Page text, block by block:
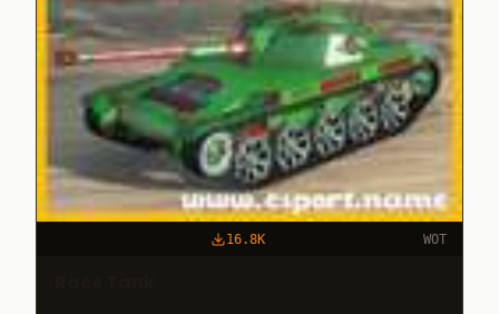
16.8K WOT